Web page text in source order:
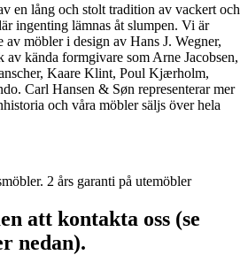
en lång och stolt tradition av vackert och
ingenting lämnas åt slumpen. Vi är
av möbler i design av Hans J. Wegner,
kända formgivare som Arne Jacobsen,
Kaare Klint, Poul Kjærholm,
Carl Hansen & Søn representerar mer
och våra möbler säljs över hela
2 års garanti på utemöbler
att kontakta oss (se
nedan).